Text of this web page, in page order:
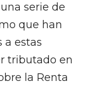
serie de
que han
a estas
tributado en
la Renta